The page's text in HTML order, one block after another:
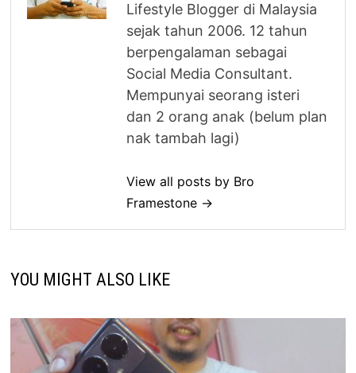
Lifestyle Blogger di Malaysia
sejak tahun 2006. 12 tahun
berpengalaman sebagai
Social Media Consultant.
Mempunyai seorang isteri
dan 2 orang anak (belum plan
nak tambah lagi)
View all posts by Bro
Framestone →
YOU MIGHT ALSO LIKE